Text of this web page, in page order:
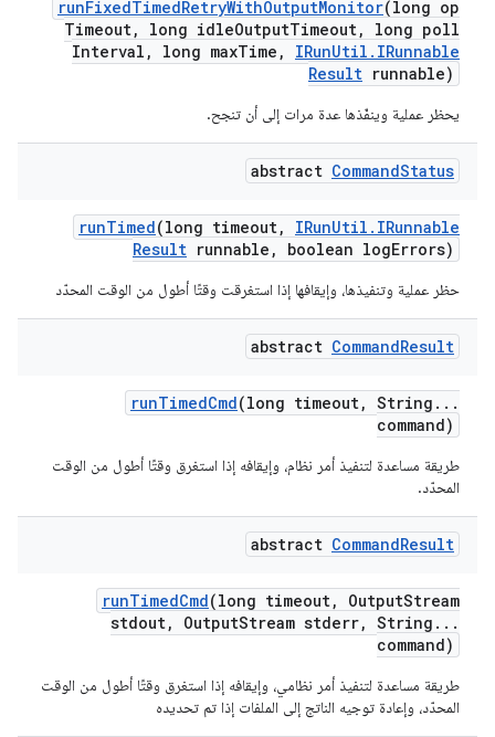
runFixedTimedRetryWithOutputMonitor(long op
Timeout, long idleOutputTimeout,
long poll
Interval , long maxTime , IRunUtil . IRunnable
Result runnable)
يحظر عملية وينفّذها عدة مرات إلى أن تنجح.
abstract CommandStatus
runTimed(long timeout, IRunUtil . IRunnable
Result runnable , boolean logErrors)
حظر عملية وتنفيذها، وإيقافها إذا استغرقت وقتًا أطول من الوقت المحدّد
abstract CommandResult
runTimedCmd(long timeout, String . . .
command)
طريقة مساعدة لتنفيذ أمر نظام، وإيقافه إذا استغرق وقتًا أطول من الوقت
المحدّد.
abstract CommandResult
runTimedCmd(long timeout, OutputStream
stdout, OutputStream stderr, String . . .
command)
طريقة مساعدة لتنفيذ أمر نظامي، وإيقافه إذا استغرق وقتًا أطول من الوقت
المحدّد، وإعادة توجيه الناتج إلى الملفات إذا تم تحديده